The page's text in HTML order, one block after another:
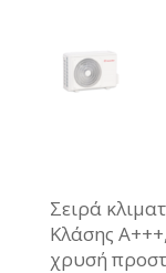
Σειρά
Κλάσης
χρυσή